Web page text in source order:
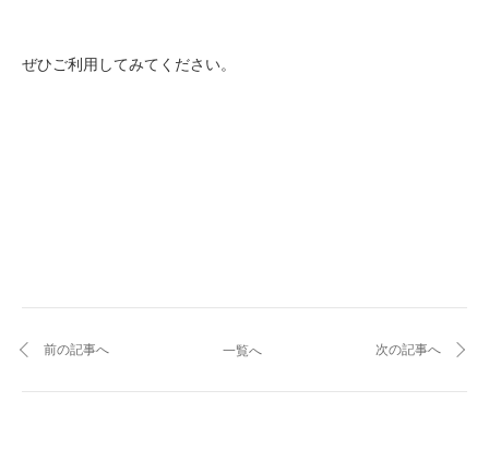
ぜひご利用してみてください。
前の記事へ 一覧へ 次の記事へ